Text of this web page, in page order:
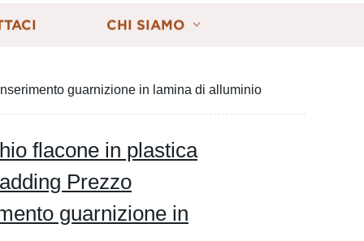
CHI SIAMO
guarnizione in lamina di alluminio
flacone in plastica
Prezzo
guarnizione in